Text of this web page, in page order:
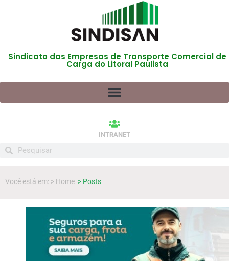
Sindicato das Empresas de Transporte Comercial de
Carga do Litoral Paulista
INTRANET
Você está em: > Home > Posts